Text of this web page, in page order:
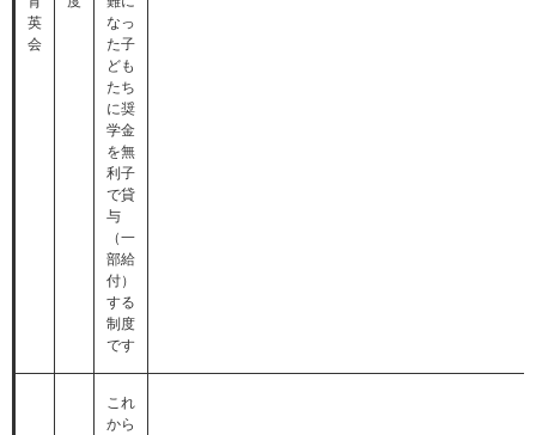
英
会
なっ
た子
ども
たち
に奨
学金
を無
利子
で貸
与
（一
部給
付）
する
制度
です
これ
から